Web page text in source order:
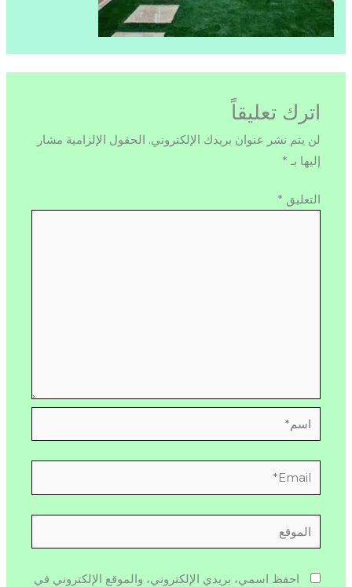
اترك تعليقاً
لن يتم نشر عنوان بريدك الإلكتروني. الحقول الإلزامية مشار
إليها بـ *
التعليق *
اسم*
Email*
الموقع
احفظ اسمي، بريدي الإلكتروني، والموقع الإلكتروني في